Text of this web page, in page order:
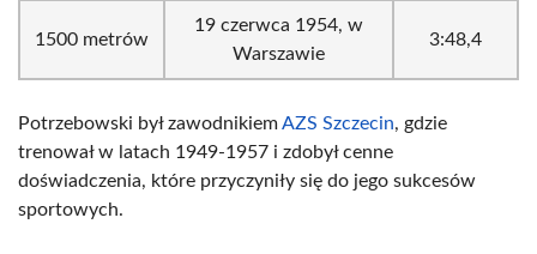
1500 metrów
19 czerwca 1954, w
Warszawie
3:48,4
Potrzebowski był zawodnikiemAZS Szczecin, gdzie
trenował w latach 1949-1957 i zdobył cenne
doświadczenia, które przyczyniły się do jego sukcesów
sportowych.